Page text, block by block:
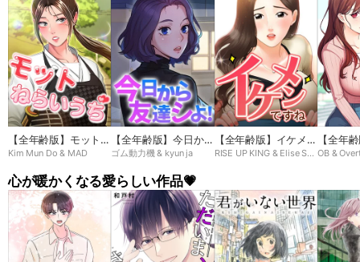
【全年齢版】モットね
らいうち➸♡
Kim Mun Do & MAD
【全年齢版】今日から
友達シよ！
ゴム動力機 & kyun ja
【全年齢版】イケメン
ですね
RISE UP KING & Elise Shin
【全年
ン
OB &
心が暖かくなる愛らしい作品💗